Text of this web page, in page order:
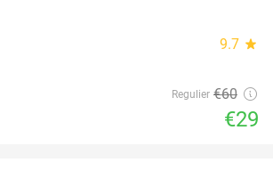
9.7 star
Regulier €60
€29